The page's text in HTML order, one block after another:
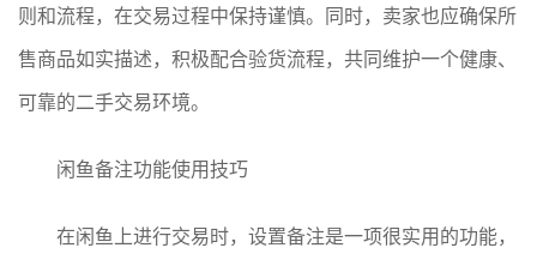
则和流程，在交易过程中保持谨慎。同时，卖家也应确保所
售商品如实描述，积极配合验货流程，共同维护一个健康、
可靠的二手交易环境。
闲鱼备注功能使用技巧
在闲鱼上进行交易时，设置备注是一项很实用的功能，